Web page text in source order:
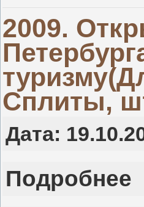
2009.
Сплиты,
Дата:
Подробнее